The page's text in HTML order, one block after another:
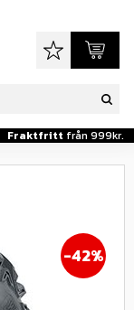
Fraktfritt från 999kr.
Favoriter
42%